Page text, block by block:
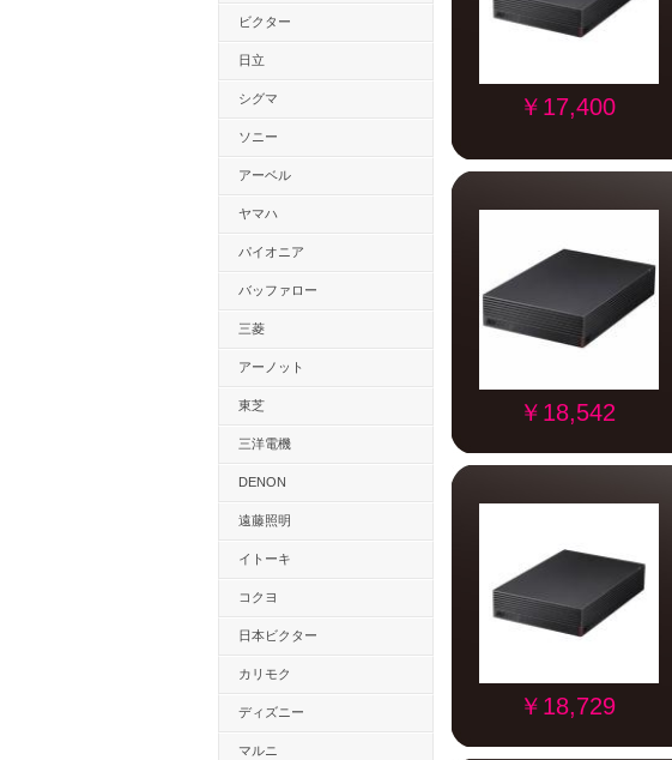
ビクター
日立
シグマ
ソニー
アーベル
ヤマハ
パイオニア
バッファロー
三菱
アーノット
東芝
三洋電機
DENON
遠藤照明
イトーキ
コクヨ
日本ビクター
カリモク
ディズニー
マルニ
￥17,400
￥18,542
￥18,729